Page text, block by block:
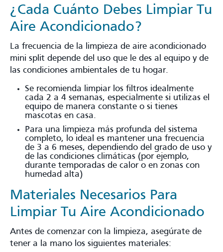
¿Cada Cuánto Debes Limpiar Tu
Aire Acondicionado?
La frecuencia de la limpieza de aire acondicionado
mini split depende del uso que le des al equipo y de
las condiciones ambientales de tu hogar.
Se recomienda limpiar los filtros idealmente
cada 2 a 4 semanas, especialmente si utilizas el
equipo de manera constante o si tienes
mascotas en casa.
Para una limpieza más profunda del sistema
completo, lo ideal es mantener una frecuencia
de 3 a 6 meses, dependiendo del grado de uso y
de las condiciones climáticas (por ejemplo,
durante temporadas de calor o en zonas con
humedad alta)
Materiales Necesarios Para
Limpiar Tu Aire Acondicionado
Antes de comenzar con la limpieza, asegúrate de
tener a la mano los siguientes materiales: